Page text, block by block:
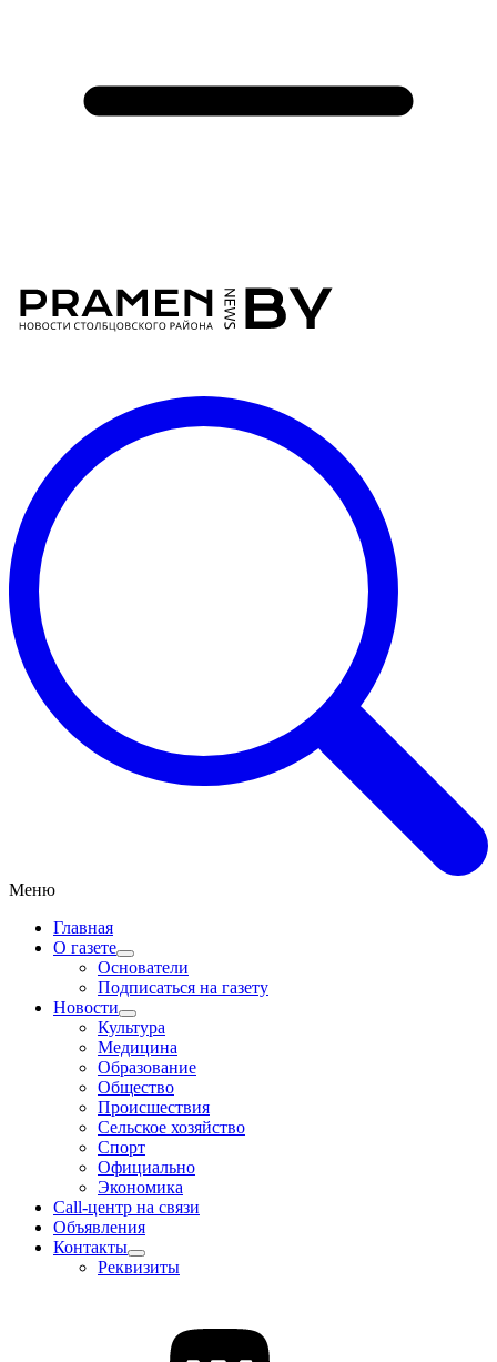
Меню
Главная
О газете
Основатели
Подписаться на газету
Новости
Культура
Медицина
Образование
Общество
Происшествия
Сельское хозяйство
Спорт
Официально
Экономика
Call-центр на связи
Объявления
Контакты
Реквизиты